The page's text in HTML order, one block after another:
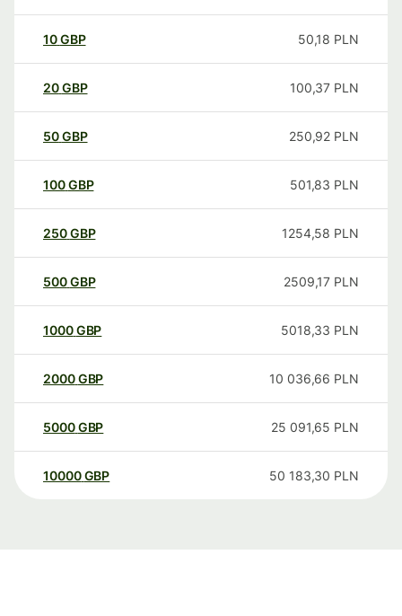
10GBP 50,18 PLN
20GBP 100,37 PLN
50GBP 250,92 PLN
100GBP 501,83 PLN
250GBP 1254,58 PLN
500GBP 2509,17 PLN
1000GBP 5018,33 PLN
2000GBP 10 036,66 PLN
5000GBP 25 091,65 PLN
10000 GBP 50 183,30 PLN